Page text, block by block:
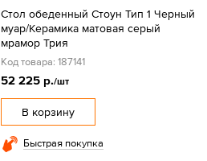
Стол обеденный Стоун Тип 1 Черный
муар/Керамика матовая серый
мрамор Трия
Код товара: 187141
52 225 р./шт
В корзину
Быстрая покупка